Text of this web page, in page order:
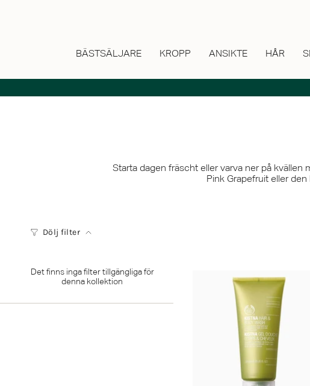
BÄSTSÄLJARE KROPP ANSIKTE HÅR
Starta dagen fräscht eller varva ner på kvällen
Pink Grapefruit eller
Dölj filter
Det finns inga filter tillgängliga för
denna kollektion